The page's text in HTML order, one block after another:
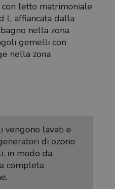
letto matrimoniale
L affiancata dalla
nella zona
gemelli con
nella zona
vengono lavati e
di ozono
in modo da
completa